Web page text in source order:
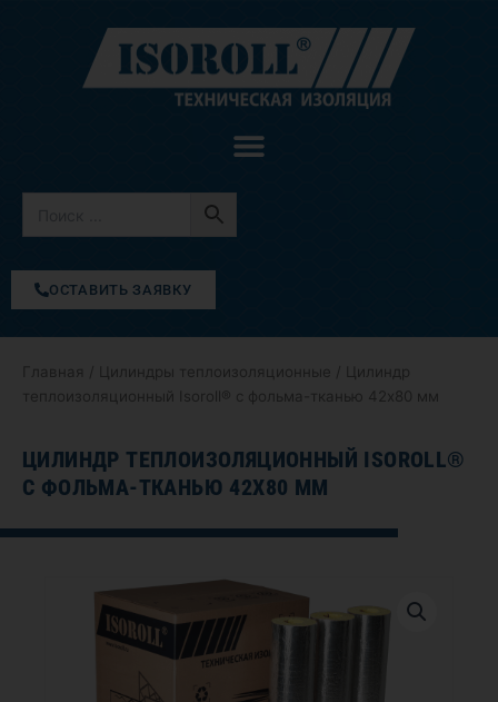
содержимому
ОСТАВИТЬ ЗАЯВКУ
Главная Цилиндры теплоизоляционные / Цилиндр
теплоизоляционный Isoroll® с фольма-тканью 42х80 мм
ЦИЛИНДР ТЕПЛОИЗОЛЯЦИОННЫЙ ISOROLL®
С ФОЛЬМА-ТКАНЬЮ 42Х80 ММ